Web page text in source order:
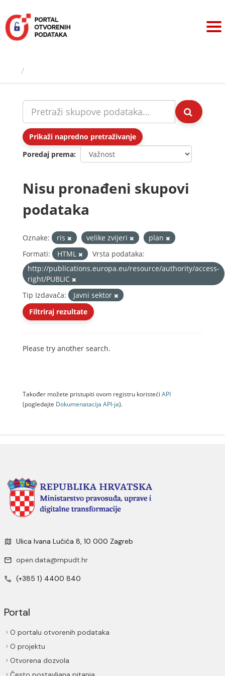
sadržaj
Prikaži napredno pretraživanje
Poredaj prema
Nisu pronađeni skupovi
podataka
Oznake: ris velike zvijeri
plan
Formati:
HTML
Vrsta podataka:
http://publications.europa.eu/resource/authority/access-
right/PUBLIC
Tip Izdavača:
Javni sektor
Filtriraj rezultate
Please try another search.
Također možete pristupiti ovom registru koristeći API
(pogledajte Dokumenаtаcijа API-jа).